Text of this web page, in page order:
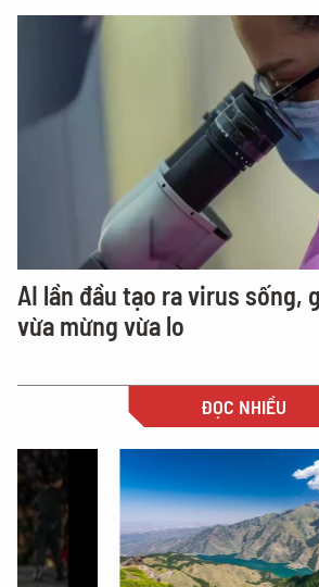
AI lần đầu tạo ra virus sống,
vừa mừng vừa lo
ĐỌC NHIỀU